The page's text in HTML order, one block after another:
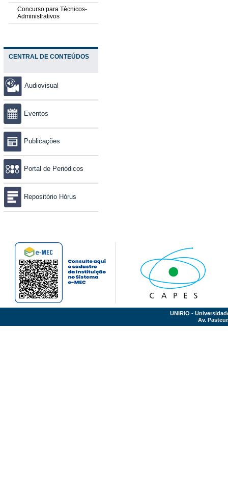
Concurso para Técnicos-
Administrativos
CENTRAL DE CONTEÚDOS
Audiovisual
Eventos
Publicações
Portal de Periódicos
Repositório Hórus
UNIRIO -
Av.